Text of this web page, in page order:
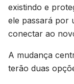
existindo e
ele passará por
conectar ao
A mudança
terão duas